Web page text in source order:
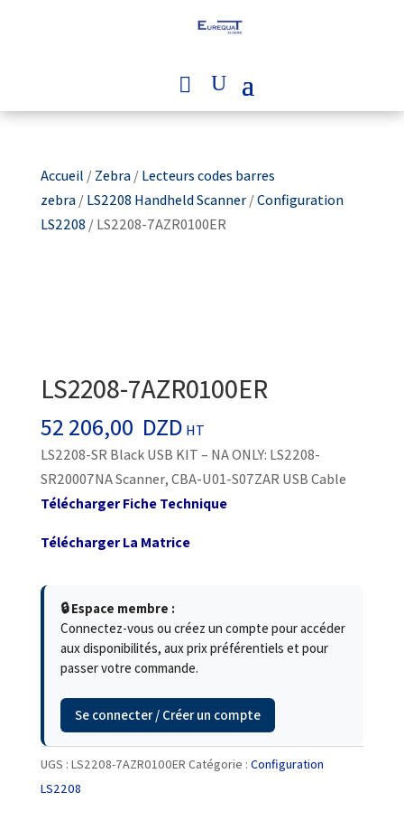
Accueil /Zebra/Lecteurs codes barres
zebra/LS2208 Handheld Scanner/Configuration
LS2208 / LS2208-7AZR0100ER
LS2208-7AZR0100ER
52 206,00 DZD HT
LS2208-SR Black USB KIT – NA ONLY: LS2208-
SR20007NA Scanner, CBA-U01-S07ZAR USB Cable
Télécharger Fiche Technique
Télécharger La Matrice
🔒 Espace membre :
Connectez-vous ou créez un compte pour accéder
aux disponibilités, aux prix préférentiels et pour
passer votre commande.
Se connecter / Créer un compte
UGS : LS2208-7AZR0100ER Catégorie : Configuration
LS2208